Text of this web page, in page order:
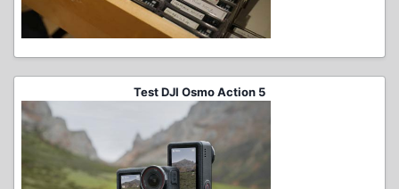
Test DJI Osmo Action 5